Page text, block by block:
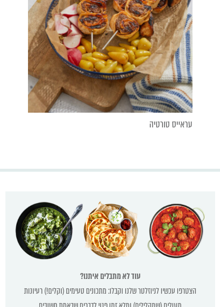
עראייס טורטיה
עוד לא מתבלים איתנו?
הצטרפו עכשיו לניוזלטר שלנו וקבלו: מתכונים טעימים (וקלים!) רעיונות